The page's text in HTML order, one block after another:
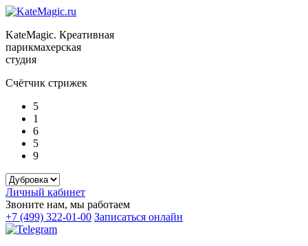
KateMagic. Креативная
парикмахерская
студия
Счётчик стрижек
5
1
6
5
9
Личный кабинет
Звоните нам, мы работаем
+7 (499) 322-01-00 Записаться онлайн